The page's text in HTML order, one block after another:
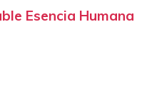
Esencia Humana